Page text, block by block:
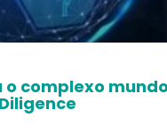
o complexo